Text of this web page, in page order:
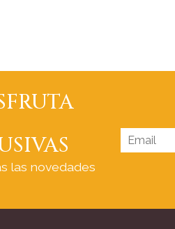
las novedades